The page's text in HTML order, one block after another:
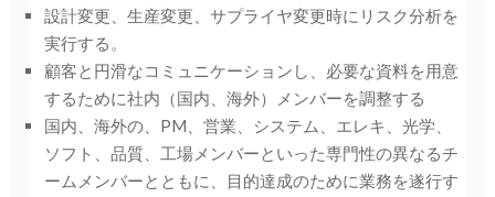
設計変更、生産変更、サプライヤ変更時にリスク分析を
実行する。
顧客と円滑なコミュニケーションし、必要な資料を用意
するために社内（国内、海外）メンバーを調整する
国内、海外の、PM、営業、システム、エレキ、光学、
ソフト、品質、工場メンバーといった専門性の異なるチ
ームメンバーとともに、目的達成のために業務を遂行す